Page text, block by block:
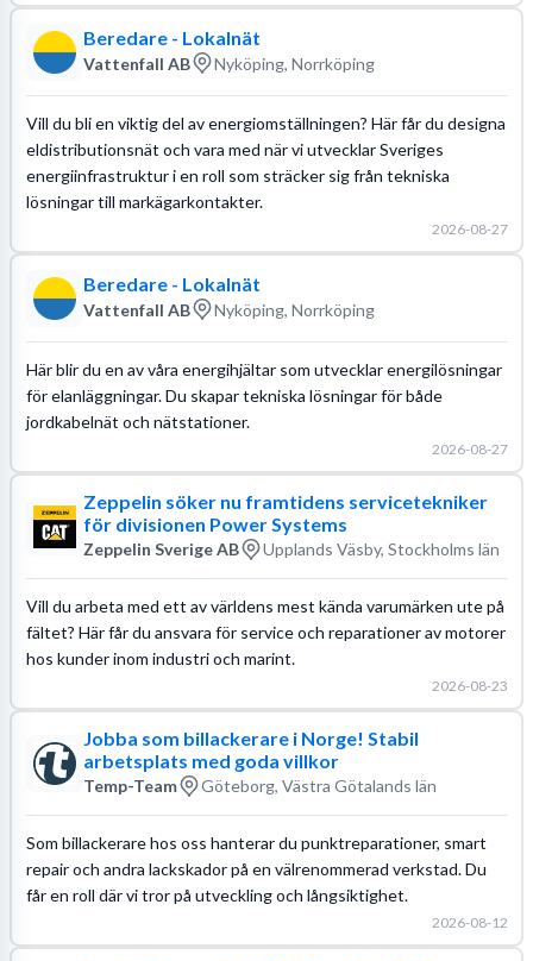
Beredare - Lokalnät
Vattenfall AB Nyköping, Norrköping
Vill du bli en viktig del av energiomställningen? Här får du designa
eldistributionsnät och vara med när vi utvecklar Sveriges
energiinfrastruktur i en roll som sträcker sig från tekniska
lösningar till markägarkontakter.
2026-08-27
Beredare - Lokalnät
Vattenfall AB Nyköping, Norrköping
Här blir du en av våra energihjältar som utvecklar energilösningar
för elanläggningar. Du skapar tekniska lösningar för både
jordkabelnät och nätstationer.
2026-08-27
Zeppelin söker nu framtidens servicetekniker
för divisionen Power Systems
Zeppelin Sverige AB Upplands Väsby, Stockholms län
Vill du arbeta med ett av världens mest kända varumärken ute på
fältet? Här får du ansvara för service och reparationer av motorer
hos kunder inom industri och marint.
2026-08-23
Jobba som billackerare i Norge! Stabil
arbetsplats med goda villkor
Temp-Team Göteborg, Västra Götalands län
Som billackerare hos oss hanterar du punktreparationer, smart
repair och andra lackskador på en välrenommerad verkstad. Du
får en roll där vi tror på utveckling och långsiktighet.
2026-08-12